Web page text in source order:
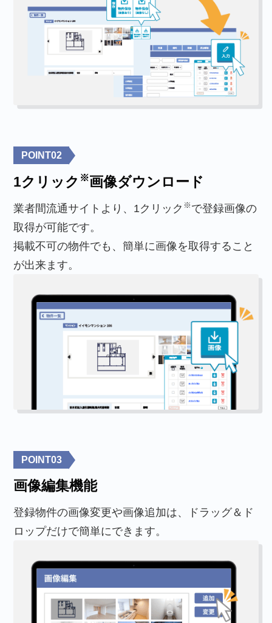
POINT02
1クリック ※画像ダウンロード
業者間流通サイトより、1クリック ※ で登録画像の
取得が可能です。
掲載不可の物件でも、簡単に画像を取得すること
が出来ます。
POINT03
画像編集機能
登録物件の画像変更や画像追加は、ドラッグ＆ド
ロップだけで簡単にできます。